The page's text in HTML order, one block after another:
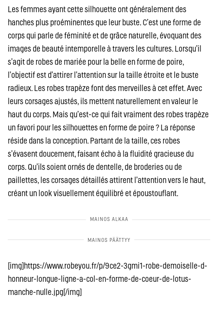
Les femmes ayant cette silhouette ont généralement des
hanches plus proéminentes que leur buste. C’est une forme de
corps qui parle de féminité et de grâce naturelle, évoquant des
images de beauté intemporelle à travers les cultures. Lorsqu’il
s’agit de robes de mariée pour la belle en forme de poire,
l’objectif est d’attirer l’attention sur la taille étroite et le buste
radieux. Les robes trapèze font des merveilles à cet effet. Avec
leurs corsages ajustés, ils mettent naturellement en valeur le
haut du corps. Mais qu’est-ce qui fait vraiment des robes trapèze
un favori pour les silhouettes en forme de poire ? La réponse
réside dans la conception. Partant de la taille, ces robes
s’évasent doucement, faisant écho à la fluidité gracieuse du
corps. Qu’ils soient ornés de dentelle, de broderies ou de
paillettes, les corsages détaillés attirent l’attention vers le haut,
créant un look visuellement équilibré et époustouflant.
[img]https://www.robeyou.fr/p/9ce2-3gmi1-robe-demoiselle-d-
honneur-longue-ligne-a-col-en-forme-de-coeur-de-lotus-
manche-nulle.jpg[/img]